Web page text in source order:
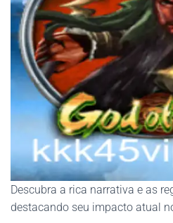
Descubra a rica narrativa e as
destacando seu impacto atual